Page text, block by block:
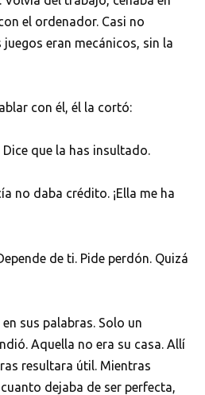
el ordenador. Casi no
juegos eran mecánicos, sin la
con él, él la cortó:
que la has insultado.
no daba crédito. ¡Ella me ha
de ti. Pide perdón. Quizá
sus palabras. Solo un
Aquella no era su casa. Allí
resultara útil. Mientras
dejaba de ser perfecta,